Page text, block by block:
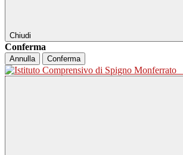
Chiudi
Conferma
Annulla Conferma